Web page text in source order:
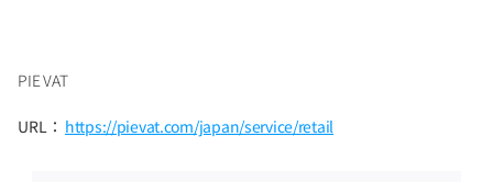
PIE VAT
URL： https://pievat.com/japan/service/retail